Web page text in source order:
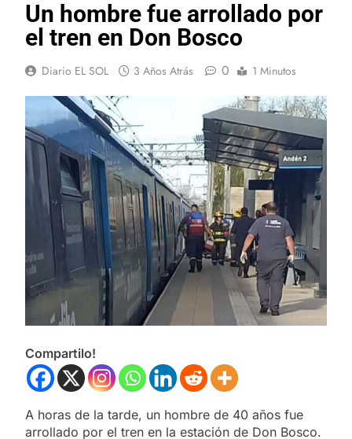
Un hombre fue arrollado por
el tren en Don Bosco
Diario EL SOL 3 Años Atrás 0 1 Minutos
Compartilo!
A horas de la tarde, un hombre de 40 años fue
arrollado por el tren en la estación de Don Bosco.